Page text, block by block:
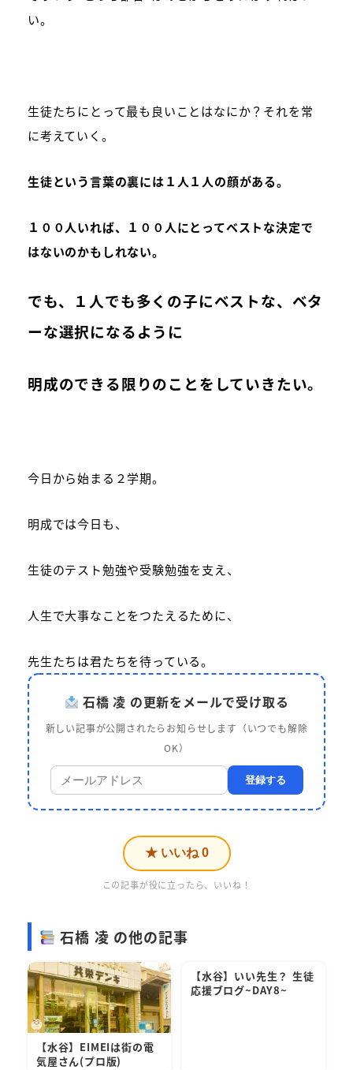
い。
生徒たちにとって最も良いことはなにか？それを常
に考えていく。
生徒という言葉の裏には１人１人の顔がある。
１００人いれば、１００人にとってベストな決定で
はないのかもしれない。
でも、１人でも多くの子にベストな、ベタ
ーな選択になるように
明成のできる限りのことをしていきたい。
今日から始まる２学期。
明成では今日も、
生徒のテスト勉強や受験勉強を支え、
人生で大事なことをつたえるために、
先生たちは君たちを待っている。
石橋 凌 の更新をメールで受け取る
新しい記事が公開されたらお知らせします（いつでも解除
OK）
登録する
★ いいね 0
この記事が役に立ったら、いいね！
石橋 凌 の他の記事
【水谷】EIMEIは街の電
気屋さん(プロ版)
【水谷】いい先生？ 生徒
応援ブログ~DAY8~